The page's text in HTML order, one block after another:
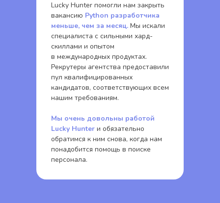
Lucky Hunter помогли нам закрыть
вакансию Python разработчика
меньше, чем за месяц. Мы искали
специалиста с сильными хард-
скиллами и опытом
в международных продуктах.
Рекрутеры агентства предоставили
пул квалифицированных
кандидатов, соответствующих всем
нашим требованиям.
Мы очень довольны работой
Lucky Hunter и обязательно
обратимся к ним снова, когда нам
понадобится помощь в поиске
персонала.